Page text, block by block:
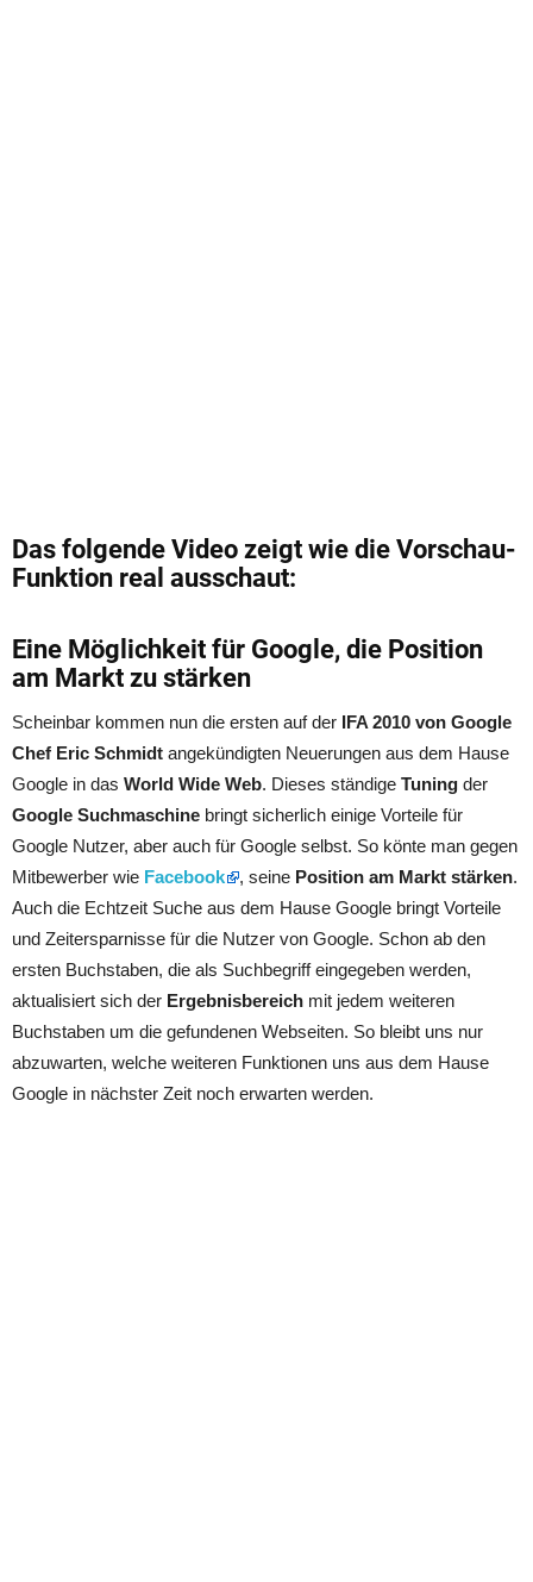
Das folgende Video zeigt wie die Vorschau-
Funktion real ausschaut:
Eine Möglichkeit für Google, die Position
am Markt zu stärken
Scheinbar kommen nun die ersten auf der IFA 2010 von Google
Chef Eric Schmidt angekündigten Neuerungen aus dem Hause
Google in das World Wide Web. Dieses ständige Tuning der
Google Suchmaschine bringt sicherlich einige Vorteile für
Google Nutzer, aber auch für Google selbst. So könte man gegen
Mitbewerber wie Facebook , seine Position am Markt stärken.
Auch die Echtzeit Suche aus dem Hause Google bringt Vorteile
und Zeitersparnisse für die Nutzer von Google. Schon ab den
ersten Buchstaben, die als Suchbegriff eingegeben werden,
aktualisiert sich der Ergebnisbereich mit jedem weiteren
Buchstaben um die gefundenen Webseiten. So bleibt uns nur
abzuwarten, welche weiteren Funktionen uns aus dem Hause
Google in nächster Zeit noch erwarten werden.